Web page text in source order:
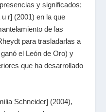
y significados;
r] (2001) en la que
de las
para trasladarlas a
el León de Oro) y
que ha desarrollado
Schneider] (2004),